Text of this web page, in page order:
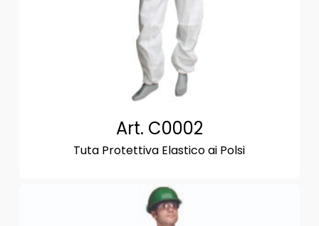
Art. C0002
Tuta Protettiva Elastico ai Polsi